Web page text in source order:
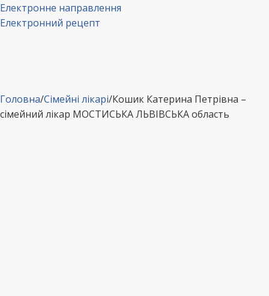
Електронне направлення
Електронний рецепт
Головна/Сімейні лікарі/Кошик Катерина Петрівна –
сімейний лікар МОСТИСЬКА ЛЬВІВСЬКА область